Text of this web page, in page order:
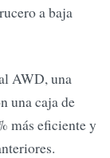
a baja
AWD, una
una caja de
más eficiente y